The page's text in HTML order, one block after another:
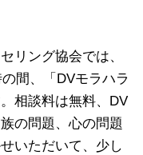
リング協会では、
間、「DVモラハラ
相談料は無料、DV
の問題、心の問題
いただいて、少し